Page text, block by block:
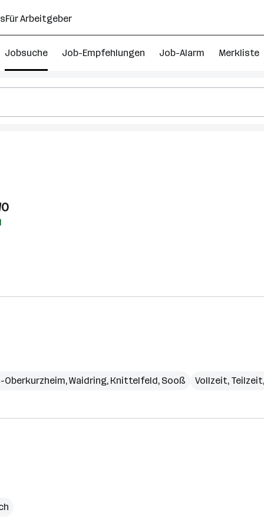
Für Arbeitgeber
Jobsuche Job-Empfehlungen Job-Alarm Merkliste
Oberkurzheim,Waidring, Knittelfeld, Sooß Vollzeit,